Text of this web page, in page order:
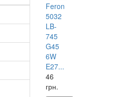
Feron
5032
LB-
745
G45
6W
E27...
46
грн.